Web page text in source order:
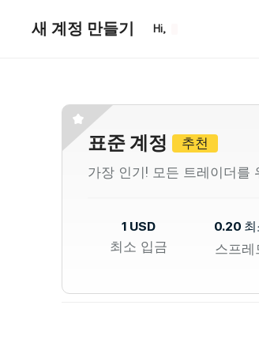
새 계정 만들기 Hi,
표준 계정
추천
가장 인기! 모든 트레이더를
1 USD
최소 입금
0.20 최
스프레